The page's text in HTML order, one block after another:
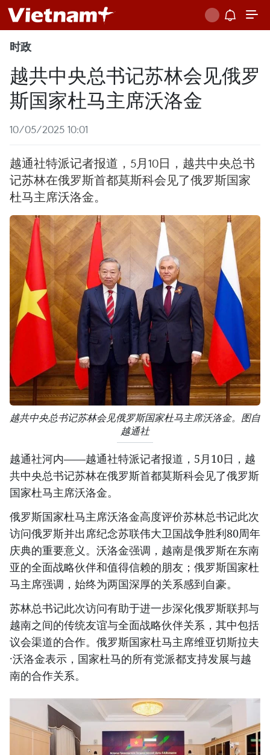
时政
越共中央总书记苏林会见俄罗
斯国家杜马主席沃洛金
10/05/2025 10:01
越通社特派记者报道，5月10日，越共中央总书
记苏林在俄罗斯首都莫斯科会见了俄罗斯国家
杜马主席沃洛金。
越共中央总书记苏林会见俄罗斯国家杜马主席沃洛金。图自
越通社
越通社河内——越通社特派记者报道，5月10日，越
共中央总书记苏林在俄罗斯首都莫斯科会见了俄罗斯
国家杜马主席沃洛金。
俄罗斯国家杜马主席沃洛金高度评价苏林总书记此次
访问俄罗斯并出席纪念苏联伟大卫国战争胜利80周年
庆典的重要意义。沃洛金强调，越南是俄罗斯在东南
亚的全面战略伙伴和值得信赖的朋友；俄罗斯国家杜
马主席强调，始终为两国深厚的关系感到自豪。
苏林总书记此次访问有助于进一步深化俄罗斯联邦与
越南之间的传统友谊与全面战略伙伴关系，其中包括
议会渠道的合作。俄罗斯国家杜马主席维亚切斯拉夫
·沃洛金表示，国家杜马的所有党派都支持发展与越
南的合作关系。